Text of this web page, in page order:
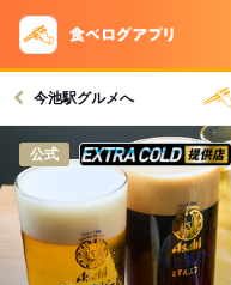
今池駅グルメへ
公式